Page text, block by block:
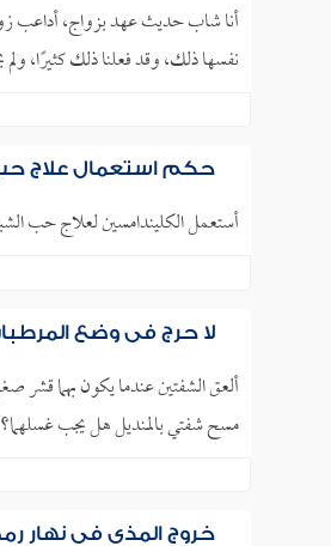
أنا شاب حديث عهد بزواج، أداعب
نفسها ذلك، وقد فعلنا ذلك كثيرًا،
حكم استعمال علاج
أستعمل الكليندامسين لعلاج حب
لا حرج في وضع
ألعق الشفتين عندما يكون بهما
مسح شفتي بالمنديل هل يجب
خروج المذي في نهار